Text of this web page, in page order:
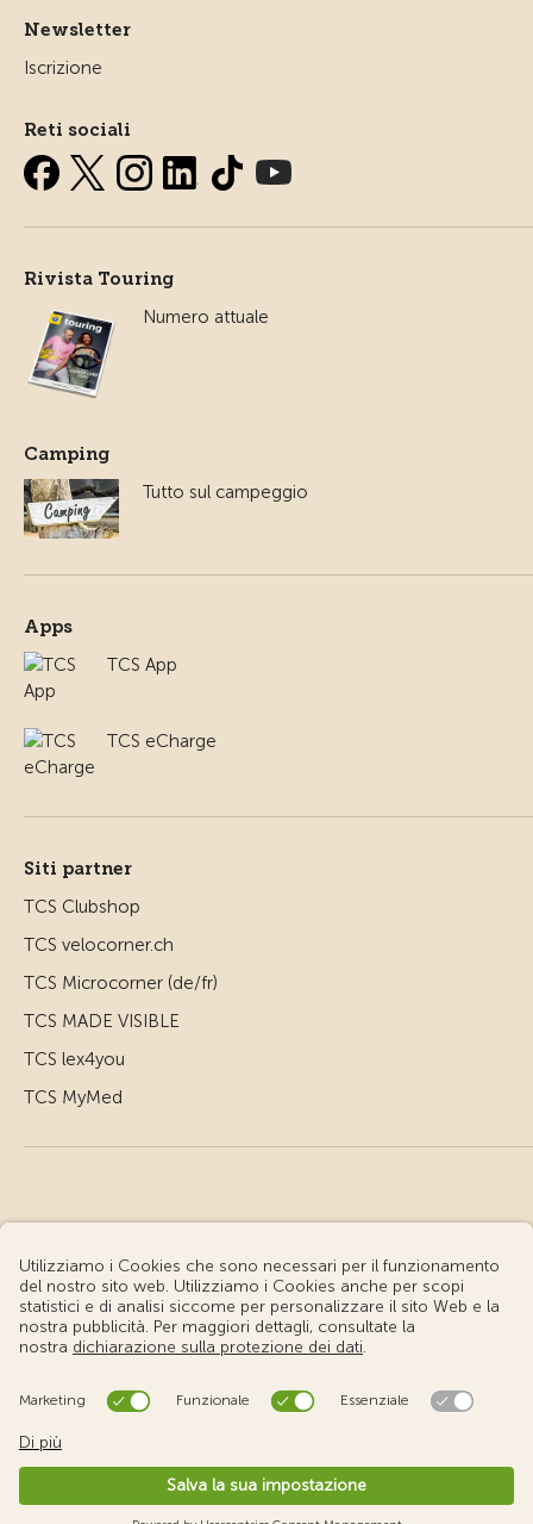
Newsletter
Iscrizione
Reti sociali
Rivista Touring
Numero attuale
Camping
Tutto sul campeggio
Apps
TCS App
TCS eCharge
Siti partner
TCS Clubshop
TCS velocorner.ch
TCS Microcorner (de/fr)
TCS MADE VISIBLE
TCS lex4you
TCS MyMed
© Touring Club Svizzero
Condizioni d'uso – Informazioni giuridiche
Impostazione cookie